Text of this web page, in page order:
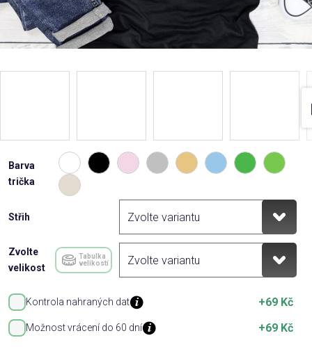
Barva
trička
Střih
Zvolte
velikost
Tabulka
velikostí
Kontrola nahraných dat +69 Kč
Možnost vrácení do 60 dní +69 Kč